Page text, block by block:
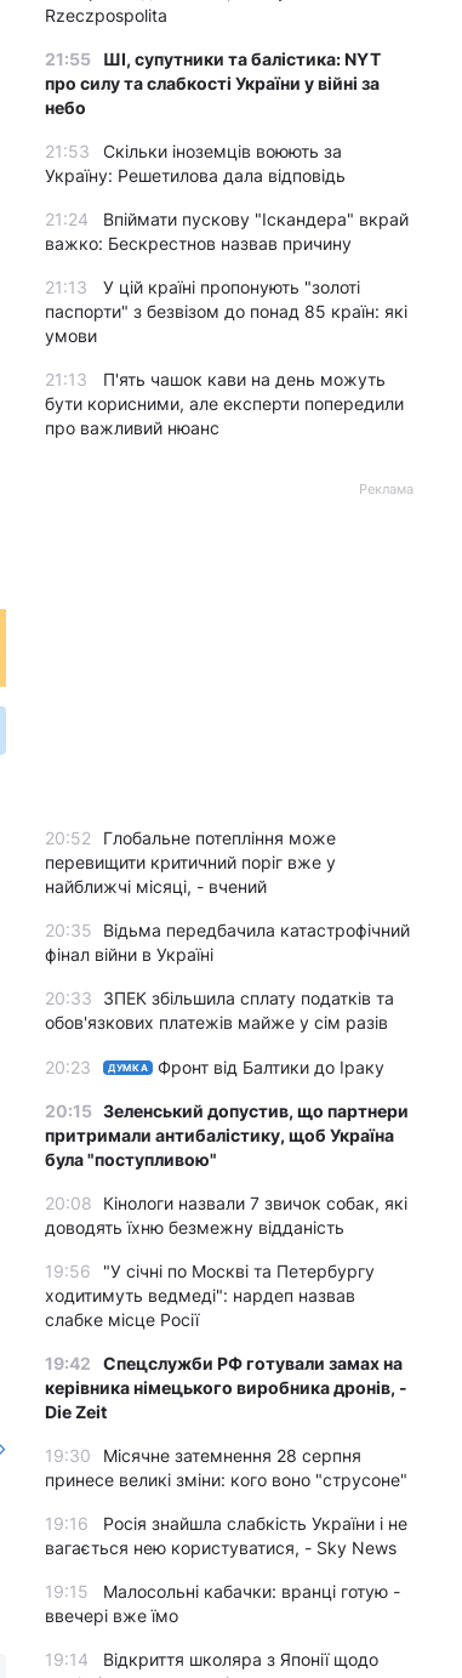
Rzeczpospolita
21:55
ШІ, супутники та балістика: NYT
про силу та слабкості України у війні за
небо
21:53
Скільки іноземців воюють за
Україну: Решетилова дала відповідь
21:24
Впіймати пускову "Іскандера" вкрай
важко: Бескрестнов назвав причину
21:13
У цій країні пропонують "золоті
паспорти" з безвізом до понад 85 країн: які
умови
21:13
П'ять чашок кави на день можуть
бути корисними, але експерти попередили
про важливий нюанс
Реклама
20:52
Глобальне потепління може
перевищити критичний поріг вже у
найближчі місяці, - вчений
20:35
Відьма передбачила катастрофічний
фінал війни в Україні
20:33
ЗПЕК збільшила сплату податків та
обов'язкових платежів майже у сім разів
20:23 ДУМКА Фронт від Балтики до Іраку
20:15 Зеленський допустив, що партнери
притримали антибалістику, щоб Україна
була "поступливою"
20:08
Кінологи назвали 7 звичок собак, які
доводять їхню безмежну відданість
19:56
"У січні по Москві та Петербургу
ходитимуть ведмеді": нардеп назвав
слабке місце Росії
19:42
Спецслужби РФ готували замах на
керівника німецького виробника дронів, -
Die Zeit
19:30
Місячне затемнення 28 серпня
принесе великі зміни: кого воно "струсоне"
19:16
Росія знайшла слабкість України і не
вагається нею користуватися, - Sky News
19:15
Малосольні кабачки: вранці готую -
ввечері вже їмо
19:14
Відкриття школяра з Японії щодо